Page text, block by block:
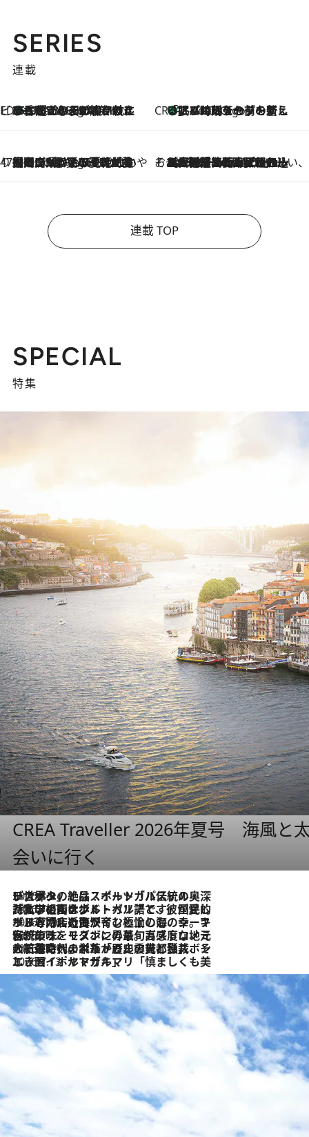
SERIES
連載
ビューティいいもの集め EDITORS' BEST
3 Hours Ago
35℃超えの日の夜、枕にひと吹き！ BAUMのルームスプレーが、ひのきの香りで心まで解きほぐす CREA'S CHOICE
3 Hours Ago
「眠る時刻をセットする」——眠りの前を整える、バルミューダの新しいアプローチ
47都道府県の手みやげ ひんやりスイーツで夏を満喫
3 Hours Ago
【岡山県】この夏絶対食べたい 冷やしておいしいおやつ3選 フルーツが主役のプリンやアイスが勢揃い そおだよおこの関西おいしい、おやつ紀行
2026.8.9
［大阪府箕面市］一皿一皿目の前で仕上げられる、料理を巧みに組み込んだアシェットデセールコース「ミチル アシェット デセール（Michiru assiette dessert）」
連載 TOP
SPECIAL
特集
CREA Traveller 2026年夏号 海風と
会いに行く
2026.8.8
リスボンの絶品スイーツ「パステル・デ・ナタ」とは？ポルトガル伝統の奥深い世界へ
2026.7.27
「私の祖国はポルトガル語です」国民的詩人フェルナンド・ペソアと、彼が愛した文学の街を歩く
2026.7.26
ポルトガル近海が育む極上の海の幸。キリリと冷えた白ワインと愉しむ、シーフード専門店の贅沢
2026.7.22
伝統の味をモダンに昇華。高感度な地元客が集う、リスボンの最旬ガストロノミー
2026.7.21
大航海時代の栄華から、震災、独裁、そして革命へ。ポルトガル・首都リスボンの石畳に刻まれた「歴史の光と影」
2026.7.13
エッセイ・ヤマザキマリ「慎ましくも美しき国 ポルトガル」